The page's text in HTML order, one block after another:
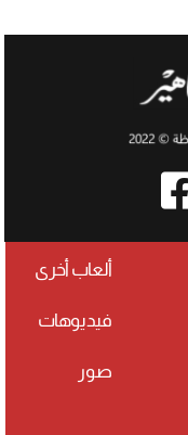
ألعاب أخرى
فيديوهات
صور